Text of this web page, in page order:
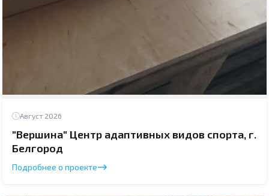
Август 2026
"Вершина" Центр адаптивных видов спорта, г.
Белгород
Подробнее о проекте